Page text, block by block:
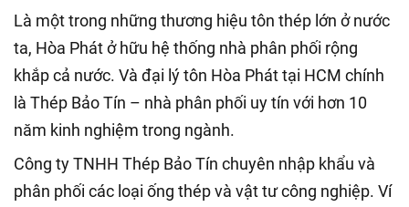
Là một trong những thương hiệu tôn thép lớn ở nước
ta, Hòa Phát ở hữu hệ thống nhà phân phối rộng
khắp cả nước. Và đại lý tôn Hòa Phát tại HCM chính
là Thép Bảo Tín – nhà phân phối uy tín với hơn 10
năm kinh nghiệm trong ngành.
Công ty TNHH Thép Bảo Tín chuyên nhập khẩu và
phân phối các loại ống thép và vật tư công nghiệp. Ví